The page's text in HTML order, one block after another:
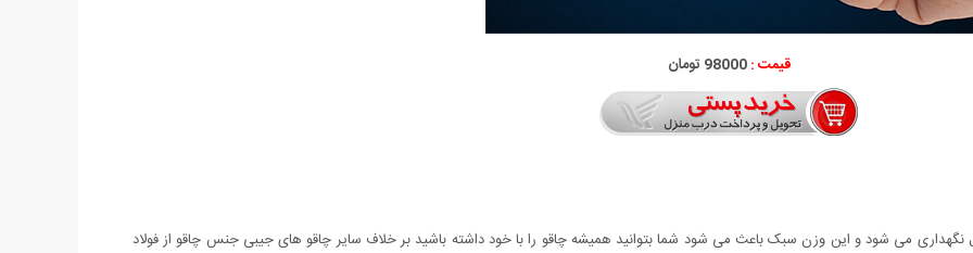
قیمت :98000 تومان
به راحتی در کیف پول نگهداری می شود و این وزن سبک باعث می شود شما بتوانید همیشه چاقو را با خود داشته باشید بر خلاف سایر چاقو های جیبی جنس چاقو از فولاد